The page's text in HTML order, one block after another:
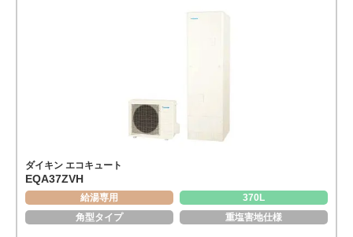
ダイキン エコキュート
EQA37ZVH
給湯専用
370L
角型タイプ
重塩害地仕様